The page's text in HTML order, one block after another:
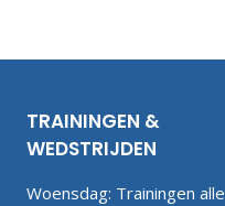
TRAININGEN &
WEDSTRIJDEN
Woensdag: Trainingen alle